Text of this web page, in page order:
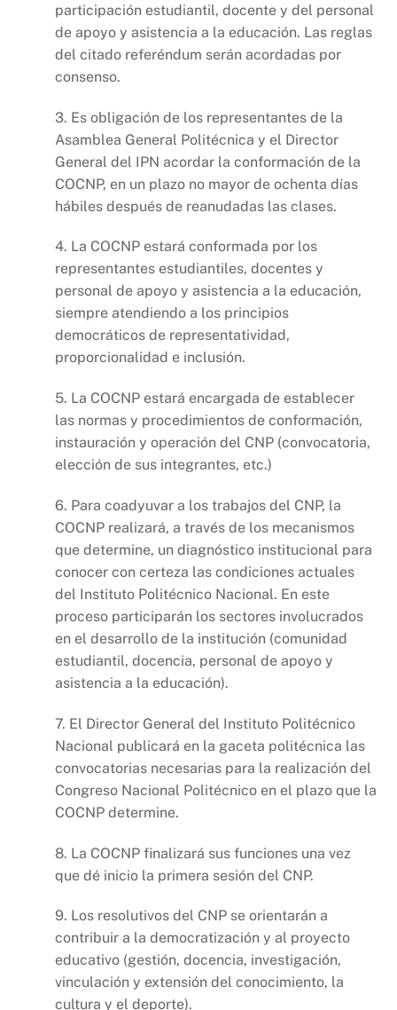
participación estudiantil, docente y del personal
de apoyo y asistencia a la educación. Las reglas
del citado referéndum serán acordadas por
consenso.
3. Es obligación de los representantes de la
Asamblea General Politécnica y el Director
General del IPN acordar la conformación de la
COCNP, en un plazo no mayor de ochenta días
hábiles después de reanudadas las clases.
4. La COCNP estará conformada por los
representantes estudiantiles, docentes y
personal de apoyo y asistencia a la educación,
siempre atendiendo a los principios
democráticos de representatividad,
proporcionalidad e inclusión.
5. La COCNP estará encargada de establecer
las normas y procedimientos de conformación,
instauración y operación del CNP (convocatoria,
elección de sus integrantes, etc.)
6. Para coadyuvar a los trabajos del CNP, la
COCNP realizará, a través de los mecanismos
que determine, un diagnóstico institucional para
conocer con certeza las condiciones actuales
del Instituto Politécnico Nacional. En este
proceso participarán los sectores involucrados
en el desarrollo de la institución (comunidad
estudiantil, docencia, personal de apoyo y
asistencia a la educación).
7. El Director General del Instituto Politécnico
Nacional publicará en la gaceta politécnica las
convocatorias necesarias para la realización del
Congreso Nacional Politécnico en el plazo que la
COCNP determine.
8. La COCNP finalizará sus funciones una vez
que dé inicio la primera sesión del CNP.
9. Los resolutivos del CNP se orientarán a
contribuir a la democratización y al proyecto
educativo (gestión, docencia, investigación,
vinculación y extensión del conocimiento, la
cultura y el deporte).